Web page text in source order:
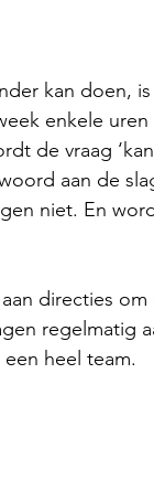
kan doen,
enkele
de vraag
aan de
niet. En
directies
regelmatig
heel team.